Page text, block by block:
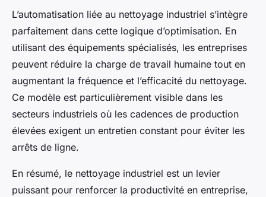
L’automatisation liée au nettoyage industriel s’intègre
parfaitement dans cette logique d’optimisation. En
utilisant des équipements spécialisés, les entreprises
peuvent réduire la charge de travail humaine tout en
augmentant la fréquence et l’efficacité du nettoyage.
Ce modèle est particulièrement visible dans les
secteurs industriels où les cadences de production
élevées exigent un entretien constant pour éviter les
arrêts de ligne.
En résumé, le nettoyage industriel est un levier
puissant pour renforcer la productivité en entreprise,